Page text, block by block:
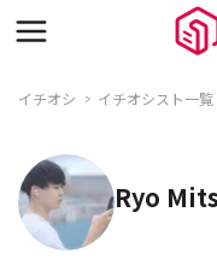
イチオシ イチオシスト一覧
Ryo